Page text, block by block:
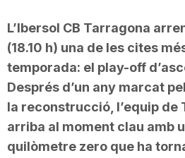
L’Ibersol CB Tarragona
(18.10 h) una de les cites
temporada: el play-off
Després d’un any marcat
la reconstrucció, l’equip de
arriba al moment clau amb
quilòmetre zero que ha